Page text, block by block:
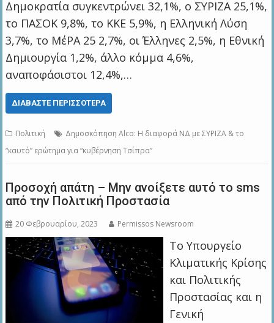
Δημοκρατία συγκεντρώνει 32,1%, ο ΣΥΡΙΖΑ 25,1%,
το ΠΑΣΟΚ 9,8%, το ΚΚΕ 5,9%, η Ελληνική Λύση
3,7%, το ΜέΡΑ 25 2,7%, οι Έλληνες 2,5%, η Εθνική
Δημιουργία 1,2%, άλλο κόμμα 4,6%,
αναποφάσιστοι 12,4%,…
ΔΙΑΒΆΣΤΕ ΠΕΡΙΣΣΌΤΕΡΑ
Πολιτική
Δημοσκόπηση Alco: Η διαφορά ΝΔ με ΣΥΡΙΖΑ & το
“καυτό” ερώτημα για “κυβέρνηση Τσίπρα”
Προσοχή απάτη – Μην ανοίξετε αυτό το sms
από την Πολιτική Προστασία
20 Φεβρουαρίου, 2023 Permissos Newsroom
Το Υπουργείο
Κλιματικής Κρίσης
και Πολιτικής
Προστασίας και η
Γενική